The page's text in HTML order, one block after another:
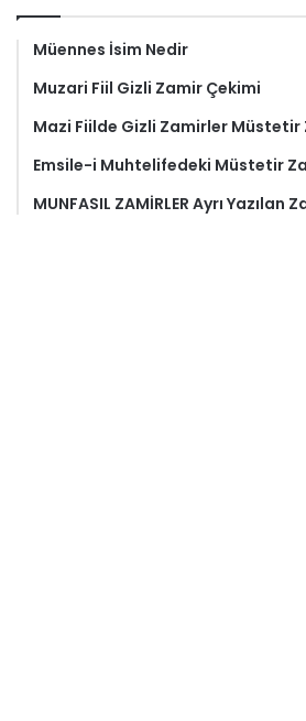
Müennes İsim Nedir
Muzari Fiil Gizli Zamir Çekimi
Mazi Fiilde Gizli Zamirler Müstetir
Emsile-i Muhtelifedeki Müstetir
MUNFASIL ZAMİRLER Ayrı Yazılan